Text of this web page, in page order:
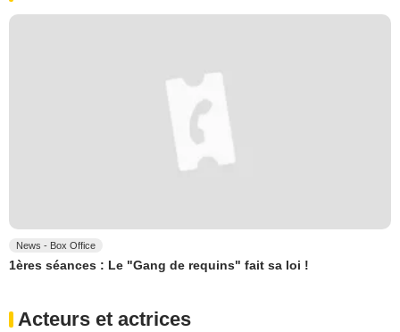
News - Box Office
1ères séances : Le "Gang de requins" fait sa loi !
Acteurs et actrices